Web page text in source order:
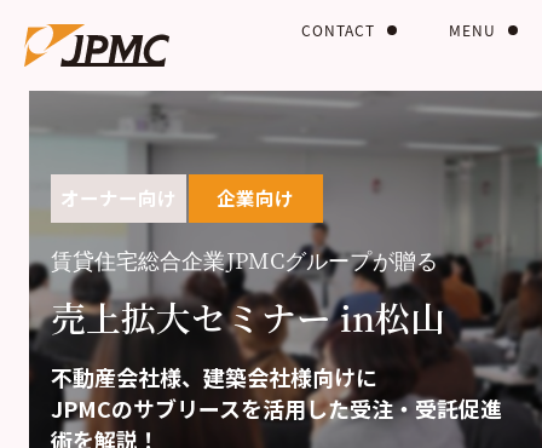
MENU
CONTACT
オーナー向け 企業向け
賃貸住宅総合企業JPMCグループが贈る
売上拡大セミナー in松山
不動産会社様、建築会社様向けに
JPMCのサブリースを活用した受注・受託促進
術を解説！